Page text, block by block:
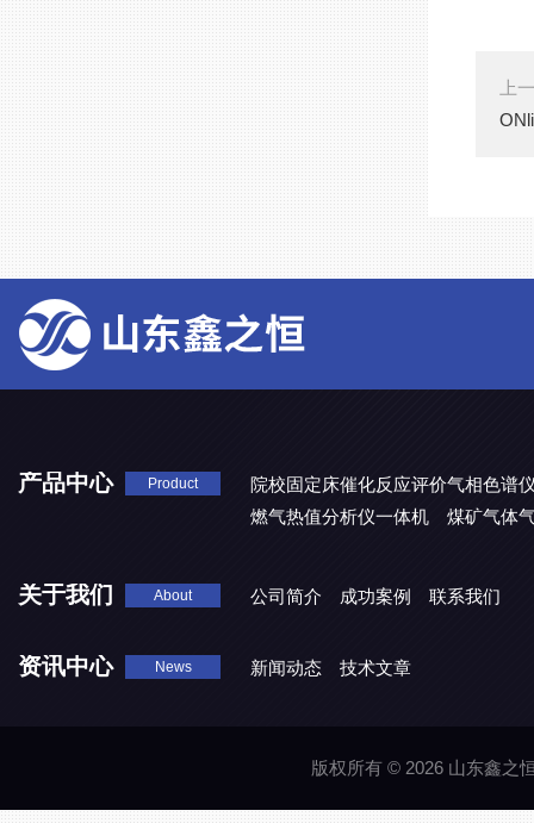
上
产品中心 Product
院校固定床催化反应评价气相色谱
燃气热值分析仪一体机
煤矿气体
关于我们 About 公司简介 成功案例 联系我们
资讯中心 News 新闻动态 技术文章
版权所有 © 2026 山东鑫之